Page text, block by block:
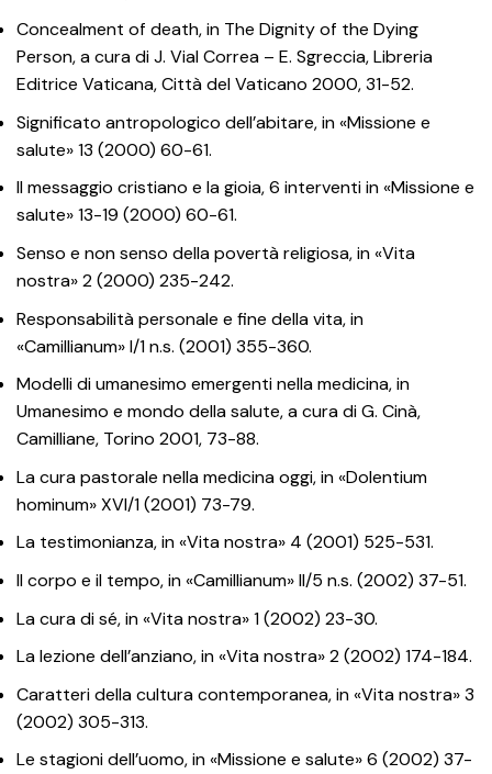
Concealment of death, in The Dignity of the Dying
Person, a cura di J. Vial Correa – E. Sgreccia, Libreria
Editrice Vaticana, Città del Vaticano 2000, 31-52.
Significato antropologico dell’abitare, in «Missione e
salute» 13 (2000) 60-61.
Il messaggio cristiano e la gioia, 6 interventi in «Missione e
salute» 13-19 (2000) 60-61.
Senso e non senso della povertà religiosa, in «Vita
nostra» 2 (2000) 235-242.
Responsabilità personale e fine della vita, in
«Camillianum» I/1 n.s. (2001) 355-360.
Modelli di umanesimo emergenti nella medicina, in
Umanesimo e mondo della salute, a cura di G. Cinà,
Camilliane, Torino 2001, 73-88.
La cura pastorale nella medicina oggi, in «Dolentium
hominum» XVI/1 (2001) 73-79.
La testimonianza, in «Vita nostra» 4 (2001) 525-531.
Il corpo e il tempo, in «Camillianum» II/5 n.s. (2002) 37-51.
La cura di sé, in «Vita nostra» 1 (2002) 23-30.
La lezione dell’anziano, in «Vita nostra» 2 (2002) 174-184.
Caratteri della cultura contemporanea, in «Vita nostra» 3
(2002) 305-313.
Le stagioni dell’uomo, in «Missione e salute» 6 (2002) 37-